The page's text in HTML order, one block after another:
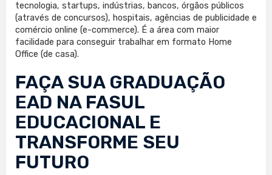
tecnologia, startups, indústrias, bancos, órgãos públicos
(através de concursos), hospitais, agências de publicidade e
comércio online (e-commerce). É a área com maior
facilidade para conseguir trabalhar em formato Home
Office (de casa).
FAÇA SUA GRADUAÇÃO
EAD NA FASUL
EDUCACIONAL E
TRANSFORME SEU
FUTURO